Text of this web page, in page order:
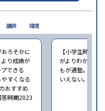
団塾アンケート調査方法
ろそかに
り成績が
できる
すくなる
おすすめ
時期2023
【小学生時の通
がよりわかるよ
もが通塾。塾の
いえない。回答
講師 環境